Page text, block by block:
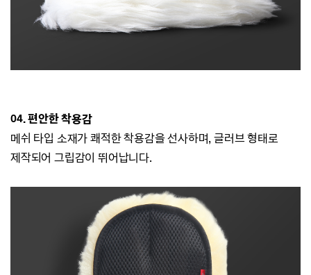
04. 편안한 착용감
메쉬 타입 소재가 쾌적한 착용감을 선사하며, 글러브 형태로
제작되어 그립감이 뛰어납니다.